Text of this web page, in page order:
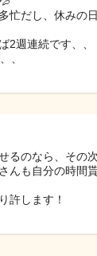
忙だし、休みの
2週連続です、、
、
るのなら、その
んも自分の時間
許します！